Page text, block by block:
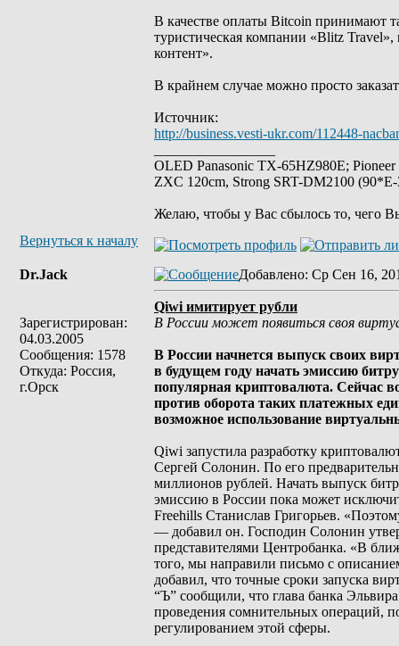
В качестве оплаты Bitcoin принимают
туристическая компании «Blitz
контент».
В крайнем случае можно просто
Источник:
http://business.vesti-ukr.com/112448-
OLED Panasonic TX-65HZ980E;
ZXC 120cm, Strong SRT-DM2100
Желаю, чтобы у Вас сбылось то, чего
Вернуться к началу
Dr.Jack
Зарегистрирован:
04.03.2005
Сообщения: 1578
Откуда: Россия,
г.Орск
Добавлено: Ср Сен 16,
Qiwi имитирует рубли
В России может появиться своя
В России начнется выпуск своих
в будущем году начать эмиссию
популярная криптовалюта. Сейчас
против оборота таких платежных
возможное использование
Qiwi запустила разработку
Сергей Солонин. По его
миллионов рублей. Начать выпуск
эмиссию в России пока может
Freehills Станислав Григорьев.
— добавил он. Господин Солонин
представителями Центробанка. «В
того, мы направили письмо с
добавил, что точные сроки запуска
“Ъ” сообщили, что глава банка
проведения сомнительных операций,
регулированием этой сферы.